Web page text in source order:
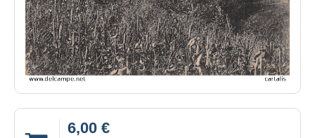
6,00 €